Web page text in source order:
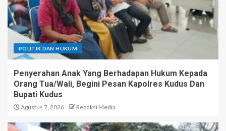
POLITIK DAN HUKUM
Penyerahan Anak Yang Berhadapan Hukum Kepada
Orang Tua/Wali, Begini Pesan Kapolres Kudus Dan
Bupati Kudus
Agustus 7, 2026 Redaksi Media